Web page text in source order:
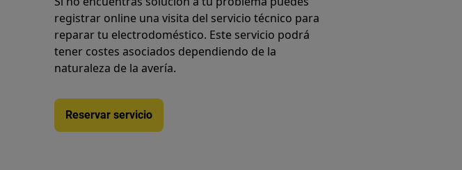
registrar online una visita del servicio técnico para
reparar tu electrodoméstico. Este servicio podrá
tener costes asociados dependiendo de la
naturaleza de la avería.
Reservar servicio